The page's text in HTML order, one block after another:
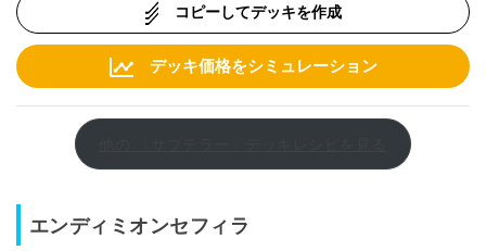
コピーしてデッキを作成
デッキ価格をシミュレーション
エンディミオンセフィラ